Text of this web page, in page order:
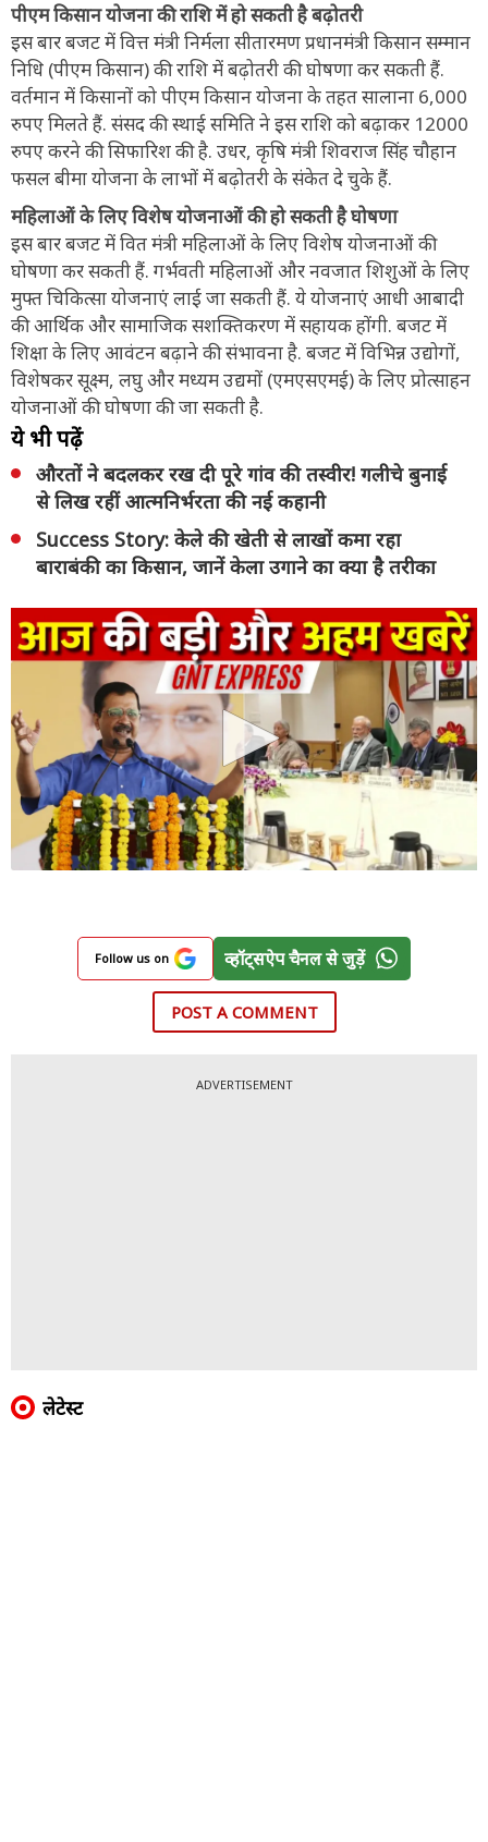
पीएम किसान योजना की राशि में हो सकती है बढ़ोतरी
इस बार बजट में वित्त मंत्री निर्मला सीतारमण प्रधानमंत्री किसान सम्मान
निधि (पीएम किसान) की राशि में बढ़ोतरी की घोषणा कर सकती हैं.
वर्तमान में किसानों को पीएम किसान योजना के तहत सालाना 6,000
रुपए मिलते हैं. संसद की स्थाई समिति ने इस राशि को बढ़ाकर 12000
रुपए करने की सिफारिश की है. उधर, कृषि मंत्री शिवराज सिंह चौहान
फसल बीमा योजना के लाभों में बढ़ोतरी के संकेत दे चुके हैं.
महिलाओं के लिए विशेष योजनाओं की हो सकती है घोषणा
इस बार बजट में वित मंत्री महिलाओं के लिए विशेष योजनाओं की
घोषणा कर सकती हैं. गर्भवती महिलाओं और नवजात शिशुओं के लिए
मुफ्त चिकित्सा योजनाएं लाई जा सकती हैं. ये योजनाएं आधी आबादी
की आर्थिक और सामाजिक सशक्तिकरण में सहायक होंगी. बजट में
शिक्षा के लिए आवंटन बढ़ाने की संभावना है. बजट में विभिन्न उद्योगों,
विशेषकर सूक्ष्म, लघु और मध्यम उद्यमों (एमएसएमई) के लिए प्रोत्साहन
योजनाओं की घोषणा की जा सकती है.
ये भी पढ़ें
औरतों ने बदलकर रख दी पूरे गांव की तस्वीर! गलीचे बुनाई
से लिख रहीं आत्मनिर्भरता की नई कहानी
Success Story: केले की खेती से लाखों कमा रहा
बाराबंकी का किसान, जानें केला उगाने का क्या है तरीका
Follow us on व्हॉट्सऐप चैनल से जुड़ें
POST A COMMENT
ADVERTISEMENT
लेटेस्ट